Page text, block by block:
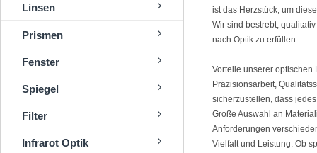
Linsen
Prismen
Fenster
Spiegel
Filter
Infrarot Optik
ist das Herzstück, um
Wir sind bestrebt,
nach Optik zu erfüllen.
Vorteile unserer optischen
Präzisionsarbeit,
sicherzustellen, dass
Große Auswahl an
Anforderungen
Vielfalt und Leistung: Ob